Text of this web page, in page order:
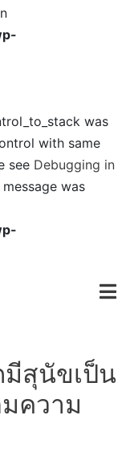
was
with same
see Debugging in
was
มีสุนัขเป็น
ความ